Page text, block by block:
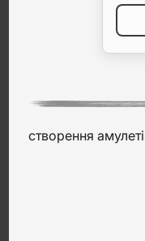
створення